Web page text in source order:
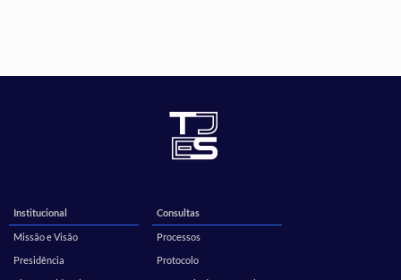
Institucional
Missão e Visão
Presidência
Consultas
Processos
Protocolo